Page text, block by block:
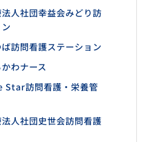
法人社団幸益会みどり訪
ば訪問看護ステーション
わナース
Star訪問看護・栄養管
法人社団史世会訪問看護